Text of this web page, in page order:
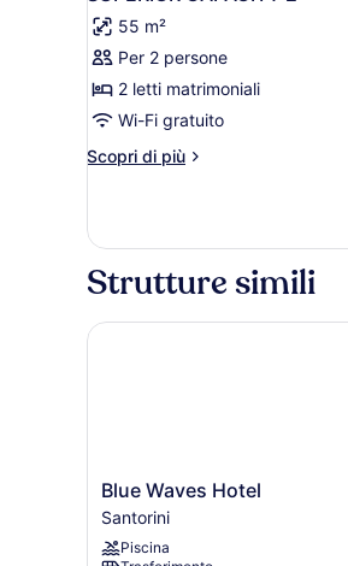
tutte
le
foto
per
SUPERIOR
CAPACITY
2
55 m²
Per 2 persone
2 letti matrimoniali
Wi-Fi gratuito
Scopri di più
Altri
CAPACITY
Strutture simili
Blue
Waves
Hotel
Santorini
Blue Waves Hotel
Santorini
Piscina
Blue Waves Hotel